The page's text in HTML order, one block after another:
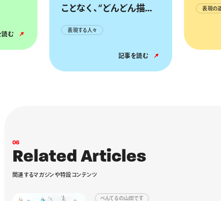
読む
ことなく、“どんどん描き
添って、没頭することを
表現する人々
記事を読む
表現の
06
Related Articles
関連するマ ガジンや特設コンテンツ
ぺんてるの山田です